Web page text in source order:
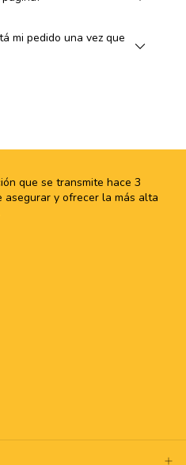
mi pedido una vez que
que se transmite hace 3
asegurar y ofrecer la más alta